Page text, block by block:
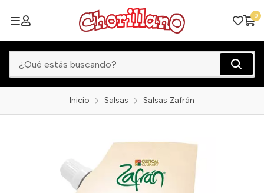
0
Inicio Salsas Salsas Zafrán